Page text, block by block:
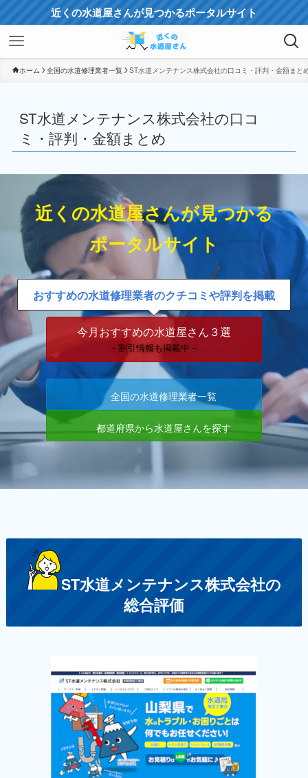
近くの水道屋さんが見つかるポータルサイト
ホーム 全国の水道修理業者一覧 ST水道メンテナンス株式会社の口コミ・評判・金額まと
ST水道メンテナンス株式会社の口コ
ミ・評判・金額まとめ
近くの水道屋さんが見つかる
ポータルサイト
おすすめの水道修理業者のクチコミや評判を掲載
今月おすすめの水道屋さん３選
－割引情報も掲載中－
全国の水道修理業者一覧
都道府県から水道屋さんを探す
ST水道メンテナンス株式会社の
総合評価